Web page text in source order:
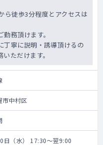
徒歩3分程度とアクセスは
務頂けます。
寧に説明・誘導頂けるの
ただけます。
市中村区
日（水） 17:30～翌9:00